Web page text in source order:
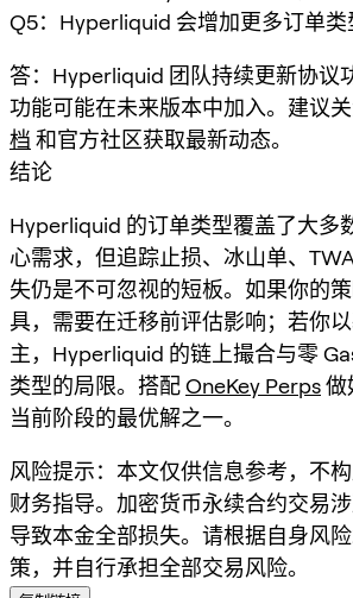
Q5：Hyperliquid 会增加更多订单类
答：Hyperliquid 团队持续更新协议
功能可能在未来版本中加入。建议
档 和官方社区获取最新动态。
结论
Hyperliquid 的订单类型覆盖了大多
心需求，但追踪止损、冰山单、
失仍是不可忽视的短板。如果你的
具，需要在迁移前评估影响；若你
主，Hyperliquid 的链上撮合与零
类型的局限。搭配OneKey Perps做
当前阶段的最优解之一。
风险提示：本文仅供信息参考，不
财务指导。加密货币永续合约交易
导致本金全部损失。请根据自身风
策，并自行承担全部交易风险。